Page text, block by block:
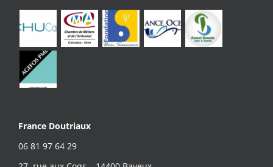
France Doutriaux
06 81 97 64 29